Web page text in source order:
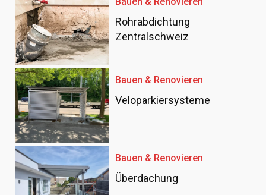
Rohrabdichtung
Zentralschweiz
Bauen & Renovieren
Veloparkiersysteme
Bauen & Renovieren
Überdachung